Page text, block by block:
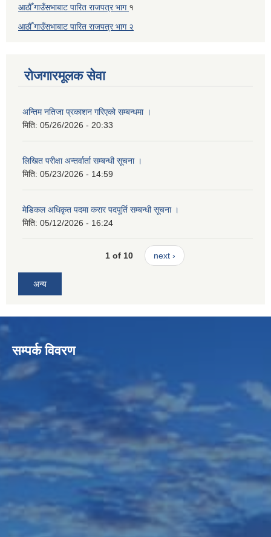
आठौँ गाउँसभाबाट पारित राजपत्र भाग १
आठौँ गाउँसभाबाट पारित राजपत्र भाग २
रोजगारमूलक सेवा
अन्तिम नतिजा प्रकाशन गरिएको सम्बन्धमा ।
मिति: 05/26/2026 - 20:33
लिखित परीक्षा अन्तर्वार्ता सम्बन्धी सूचना ।
मिति: 05/23/2026 - 14:59
मेडिकल अधिकृत पदमा करार पदपूर्ति सम्बन्धी सूचना ।
मिति: 05/12/2026 - 16:24
1 of 10 next ›
अन्य
सम्पर्क विवरण